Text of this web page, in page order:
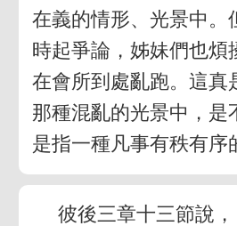
在義的情形、光景中。
時起爭論，姊妹們也煩
在會所到處亂跑。這真
那種混亂的光景中，是
是指一種凡事有秩有序
彼後三章十三節說